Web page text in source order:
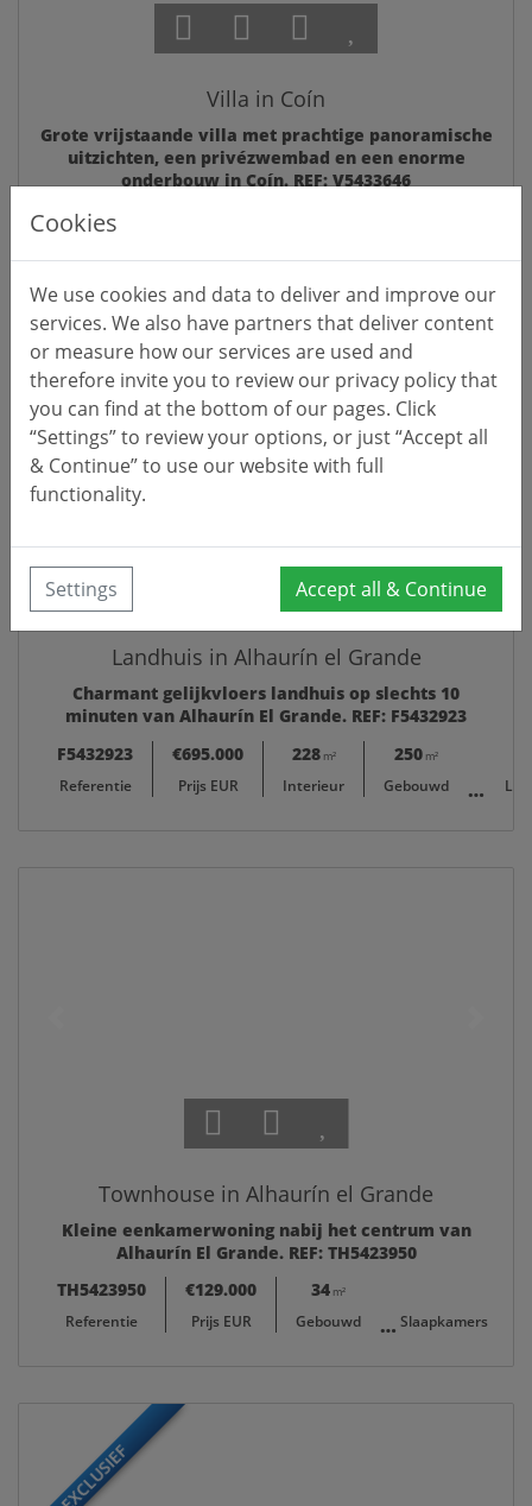
Villa in Coín
Grote vrijstaande villa met prachtige panoramische
uitzichten, een privézwembad en een enorme
onderbouw in Coín. REF: V5433646
V5433646
EXCLUSIEF
Landhuis in Alhaurín el Grande
Charmant gelijkvloers landhuis op slechts 10
minuten van Alhaurín El Grande. REF: F5432923
F5432923
Referentie
€695.000
Prijs EUR
228 m²
Interieur
250 m²
Gebouwd
Townhouse in Alhaurín el Grande
Kleine eenkamerwoning nabij het centrum van
Alhaurín El Grande. REF: TH5423950
TH5423950
Referentie
€129.000
Prijs EUR
34 m²
Gebouwd Slaapkamers
EXCLUSIEF
Cookies
We use cookies and data to deliver and improve our
services. We also have partners that deliver content
or measure how our services are used and
therefore invite you to review our privacy policy that
you can find at the bottom of our pages. Click
“Settings” to review your options, or just “Accept all
& Continue” to use our website with full
functionality.
Settings Accept all & Continue